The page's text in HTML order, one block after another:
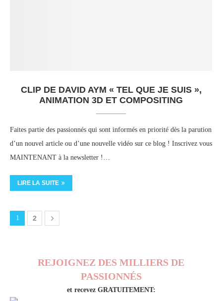
CLIP DE DAVID AYM « TEL QUE JE SUIS »,
ANIMATION 3D ET COMPOSITING
Faites partie des passionnés qui sont informés en priorité dès la parution
d’un nouvel article ou d’une nouvelle vidéo sur ce blog ! Inscrivez vous
MAINTENANT à la newsletter !…
LIRE LA SUITE
1 2
REJOIGNEZ DES MILLIERS DE
PASSIONNÉS
et recevez GRATUITEMENT: